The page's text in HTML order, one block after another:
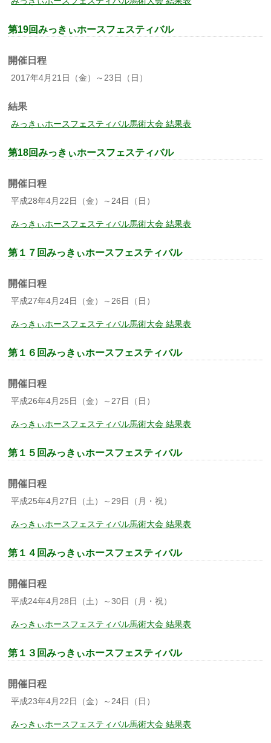
第19回みっきぃホースフェスティバル
開催日程
2017年4月21日（金）～23日（日）
結果
みっきぃホースフェスティバル馬術大会 結果表
第18回みっきぃホースフェスティバル
開催日程
平成28年4月22日（金）～24日（日）
みっきぃホースフェスティバル馬術大会 結果表
第１７回みっきぃホースフェスティバル
開催日程
平成27年4月24日（金）～26日（日）
みっきぃホースフェスティバル馬術大会 結果表
第１６回みっきぃホースフェスティバル
開催日程
平成26年4月25日（金）～27日（日）
みっきぃホースフェスティバル馬術大会 結果表
第１５回みっきぃホースフェスティバル
開催日程
平成25年4月27日（土）～29日（月・祝）
みっきぃホースフェスティバル馬術大会 結果表
第１４回みっきぃホースフェスティバル
開催日程
平成24年4月28日（土）～30日（月・祝）
みっきぃホースフェスティバル馬術大会 結果表
第１３回みっきぃホースフェスティバル
開催日程
平成23年4月22日（金）～24日（日）
みっきぃホースフェスティバル馬術大会 結果表